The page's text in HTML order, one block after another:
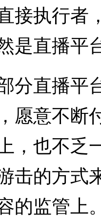
接执行者
是直播平
直播平
愿意不断
，也不乏
击的方式
的监管上